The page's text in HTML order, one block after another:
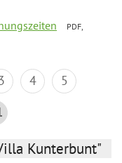
PDF,
4
5
Kunterbunt"